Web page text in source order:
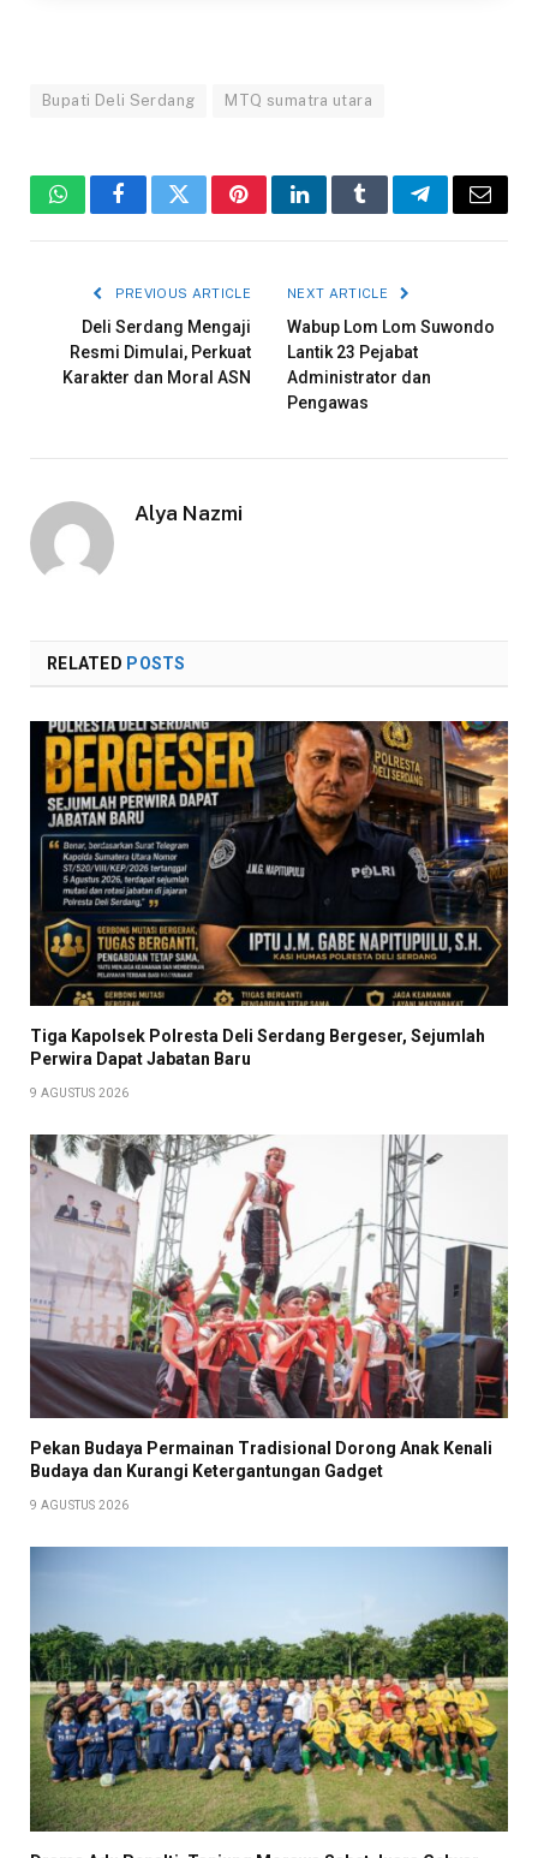
Bupati Deli Serdang MTQ sumatra utara
WhatsAppFacebookTwitterPinterestLinkedInTumblrTelegramEmail
PREVIOUS ARTICLE
Deli Serdang Mengaji
Resmi Dimulai, Perkuat
Karakter dan Moral ASN
NEXT ARTICLE
Wabup Lom Lom Suwondo
Lantik 23 Pejabat
Administrator dan
Pengawas
Alya Nazmi
RELATED POSTS
Tiga Kapolsek Polresta Deli Serdang Bergeser, Sejumlah
Perwira Dapat Jabatan Baru
9 AGUSTUS 2026
Pekan Budaya Permainan Tradisional Dorong Anak Kenali
Budaya dan Kurangi Ketergantungan Gadget
9 AGUSTUS 2026